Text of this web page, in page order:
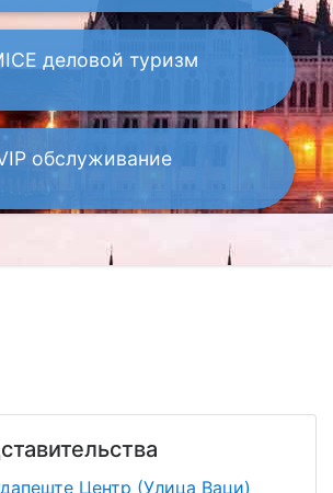
деловой туризм
обслуживание
Центр (Улица Ваци)